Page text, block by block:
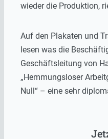
wieder die Produktion,
Auf den Plakaten und
lesen was die
Geschäftsleitung von
„Hemmungsloser
Null“ – eine sehr